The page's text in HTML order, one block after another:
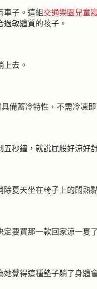
車子。這組交通樂園兒童
敏體質的孩子。
上去。
具備蓄冷特性，不需冷凍
秒鐘，就說屁股好涼好
除夏天坐在椅子上的悶熱
要買那一款回家涼一夏
覺得這種墊子躺了身體